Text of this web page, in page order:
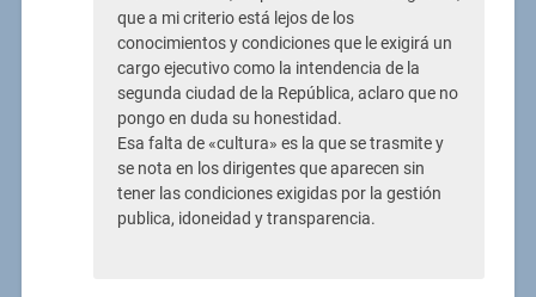
que a mi criterio está lejos de los
conocimientos y condiciones que le exigirá un
cargo ejecutivo como la intendencia de la
segunda ciudad de la República, aclaro que no
pongo en duda su honestidad.
Esa falta de «cultura» es la que se trasmite y
se nota en los dirigentes que aparecen sin
tener las condiciones exigidas por la gestión
publica, idoneidad y transparencia.